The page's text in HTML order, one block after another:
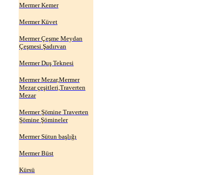
Mermer Kemer
Mermer Küvet
Mermer Çeşme Meydan
Çeşmesi Şadırvan
Mermer Duş Teknesi
Mermer Mezar,Mermer
Mezar çeşitleri,Traverten
Mezar
Mermer Şömine Traverten
Şömine Şömineler
Mermer Sütun başlığı
Mermer Büst
Kürsü